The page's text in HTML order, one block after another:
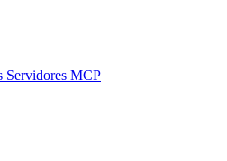
Servidores MCP